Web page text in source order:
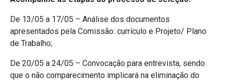
De 13/05 a 17/05 – Análise dos documentos
apresentados pela Comissão: currículo e Projeto/ Plano
de Trabalho;
De 20/05 a 24/05 – Convocação para entrevista, sendo
que o não comparecimento implicará na eliminação do